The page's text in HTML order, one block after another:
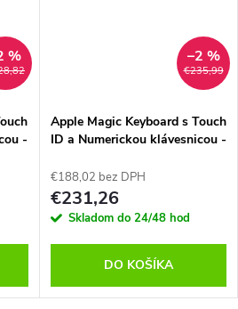
%
-
€235,99
–2 %
Apple Magic Keyboard s Touch
ID a Numerickou klávesnicou -
(USB-C), MXK83LB/A
€188,02 bez DPH
€231,26
Skladom do 24/48 hod
DO KOŠÍKA